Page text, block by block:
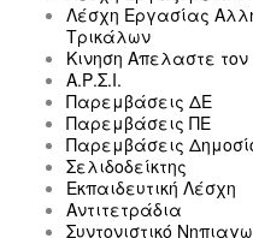
Λέσχη Εργασίας
Τρικάλων
Κινηση Απελαστε
Α.Ρ.Σ.Ι.
Παρεμβάσεις ΔΕ
Παρεμβάσεις ΠΕ
Παρεμβάσεις
Σελιδοδείκτης
Εκπαιδευτική Λέσχη
Αντιτετράδια
Συντονιστικό